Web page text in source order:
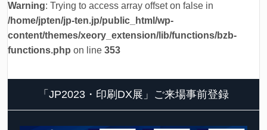
Warning: Trying to access array offset on false in
/home/jpten/jp-ten.jp/public_html/wp-
content/themes/xeory_extension/lib/functions/bzb-
functions.php on line 353
「JP2023・印刷DX展」ご来場事前登録